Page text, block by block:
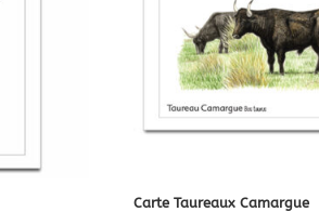
Carte Taureaux Camargue